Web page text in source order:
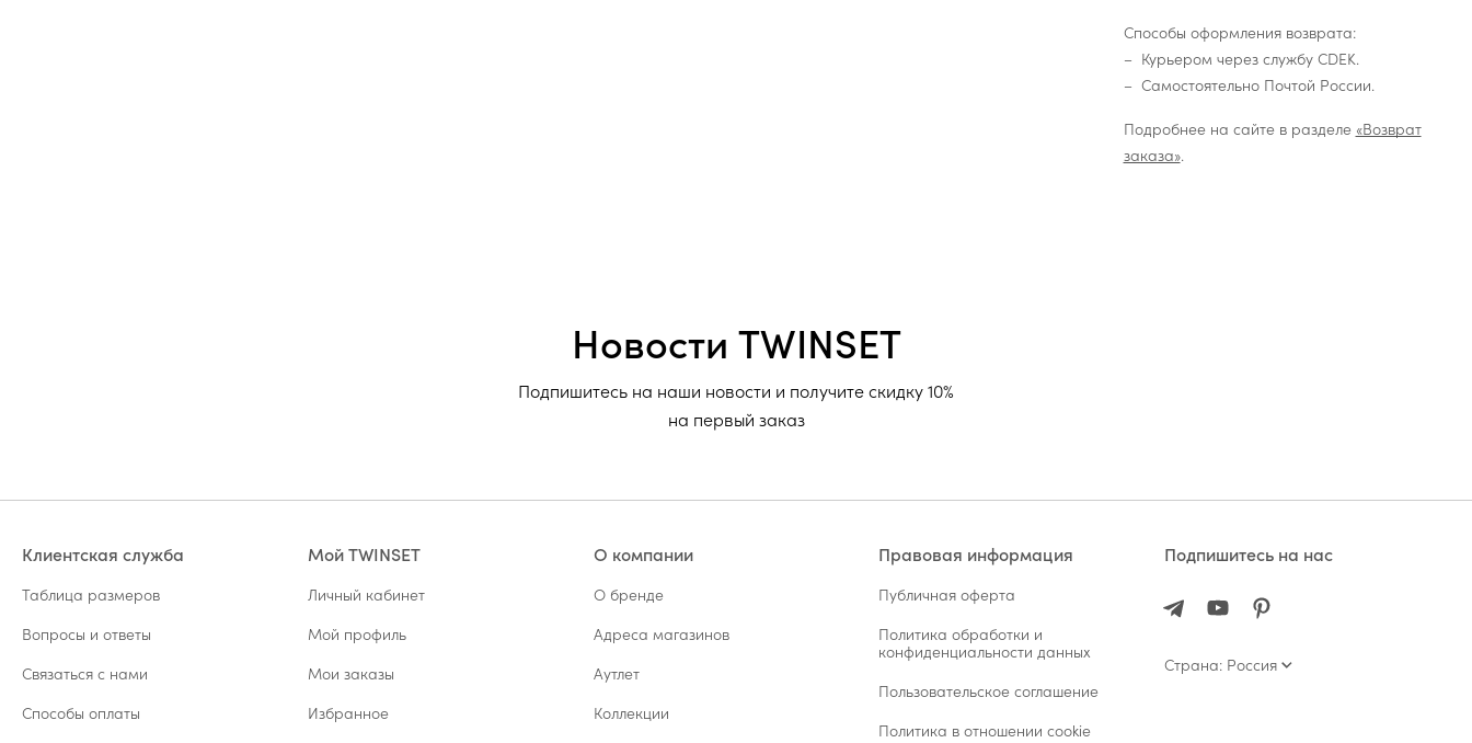
Способы оформления возврата:
Курьером через службу CDEK.
Самостоятельно Почтой России.
Подробнее на сайте в разделе «Возврат
заказа».
Новости TWINSET
Подпишитесь на наши новости и получите скидку 10%
на первый заказ
Клиентская служба
Таблица размеров
Вопросы и ответы
Связаться с нами
Способы оплаты
Мой TWINSET
Личный кабинет
Мой профиль
Мои заказы
Избранное
О компании
О бренде
Адреса магазинов
Аутлет
Коллекции
Правовая информация
Публичная оферта
Политика обработки и
конфиденциальности данных
Пользовательское соглашение
Политика в отношении cookie
Подпишитесь на нас
Страна: Россия